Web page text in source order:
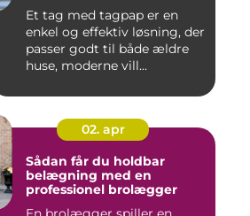
Et tag med tagpap er en
enkel og effektiv løsning, der
passer godt til både ældre
huse, moderne vill...
02. apr
Sådan får du holdbar
belægning med en
professionel brolægger